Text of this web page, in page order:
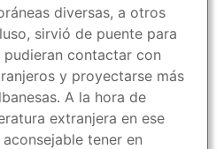
diversas, a otros
sirvió de puente para
contactar con
y proyectarse más
A la hora de
extranjera en ese
tener en